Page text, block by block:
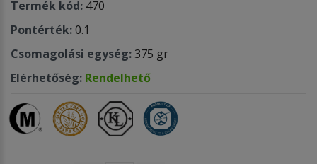
Termék kód: 470
Pontérték:0.1
Csomagolási egység:375 gr
Elérhetőség: Rendelhető